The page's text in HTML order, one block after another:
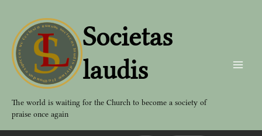
contenu
Societas
laudis
The world is waiting for the Church to become a society of
praise once again